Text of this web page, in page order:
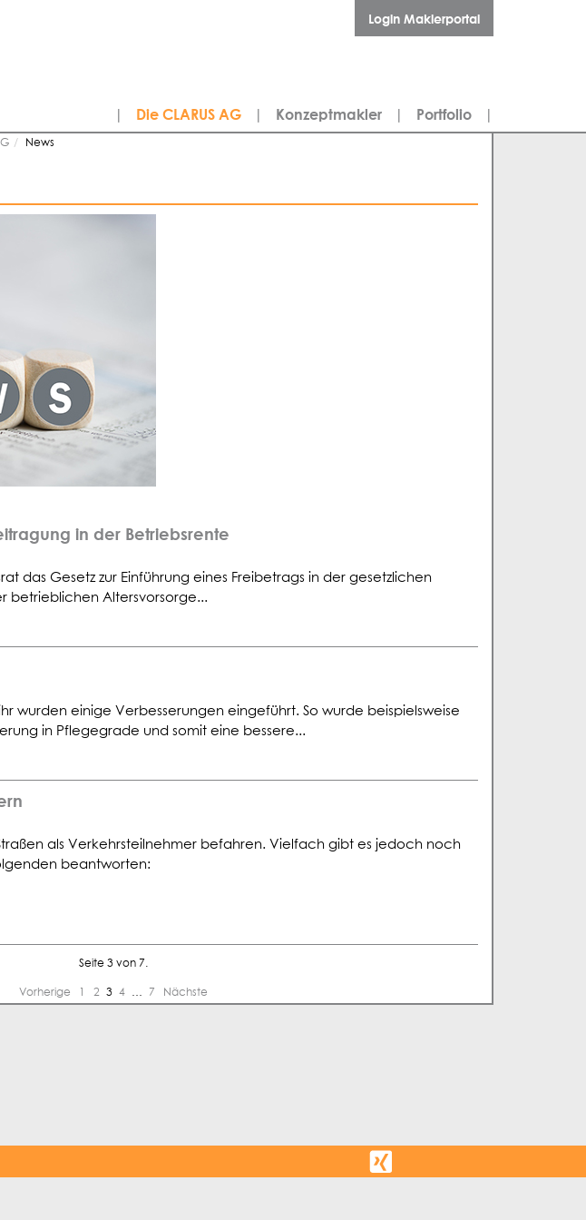
Login Maklerportal
| Die CLARUS AG | Konzeptmakler | Portfolio |
News
in der Betriebsrente
das Gesetz zur Einführung eines Freibetrags in der gesetzlichen
betrieblichen Altersvorsorge...
wurden einige Verbesserungen eingeführt. So wurde beispielsweise
in Pflegegrade und somit eine bessere...
als Verkehrsteilnehmer befahren. Vielfach gibt es jedoch noch
beantworten:
Seite 3 von 7.
Vorherige 2 3 4 … 7 Nächste